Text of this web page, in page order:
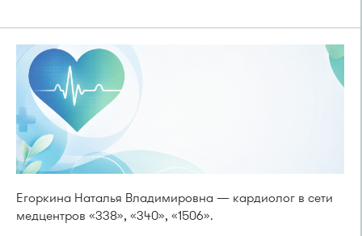
Егоркина Наталья Владимировна — кардиолог в сети
медцентров «338», «340», «1506».